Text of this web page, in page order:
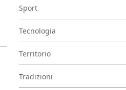
Sport
Tecnologia
Territorio
Tradizioni